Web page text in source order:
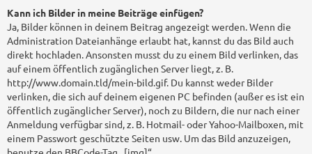
Kann ich Bilder in meine Beiträge einfügen?
Ja, Bilder können in deinem Beitrag angezeigt werden. Wenn die
Administration Dateianhänge erlaubt hat, kannst du das Bild auch
direkt hochladen. Ansonsten musst du zu einem Bild verlinken, das
auf einem öffentlich zugänglichen Server liegt, z. B.
http://www.domain.tld/mein-bild.gif. Du kannst weder Bilder
verlinken, die sich auf deinem eigenen PC befinden (außer es ist ein
öffentlich zugänglicher Server), noch zu Bildern, die nur nach einer
Anmeldung verfügbar sind, z. B. Hotmail- oder Yahoo-Mailboxen, mit
einem Passwort geschützte Seiten usw. Um das Bild anzuzeigen,